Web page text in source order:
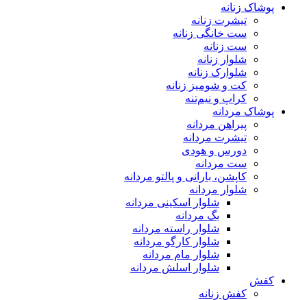
پوشاک زنانه
تیشرت زنانه
ست خانگی زنانه
ست زنانه
شلوار زنانه
شلوارک زنانه
کت و شومیز زنانه
کراپ و نیم‌تنه
پوشاک مردانه
پیراهن مردانه
تیشرت مردانه
دورس و هودی
ست مردانه
کاپشن، بارانی و پالتو مردانه
شلوار مردانه
شلوار اسکینی مردانه
بگ مردانه
شلوار راسته مردانه
شلوار کارگو مردانه
شلوار مام مردانه
شلوار اسلش مردانه
کفش
کفش زنانه